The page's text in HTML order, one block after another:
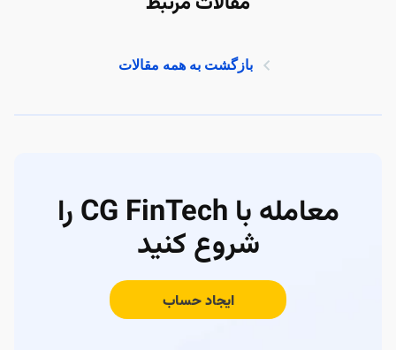
بازگشت به همه مقالات
معامله با CG FinTech را
شروع کنید
ایجاد حساب